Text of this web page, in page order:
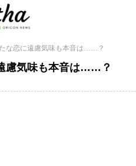
な恋に遠慮気味も本音は……？
慮気味も本音は……？